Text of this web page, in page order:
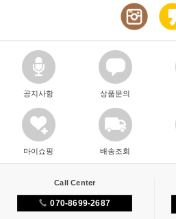
공지사항 상품문의
마이쇼핑 배송조회
Call Center
070-8699-2687